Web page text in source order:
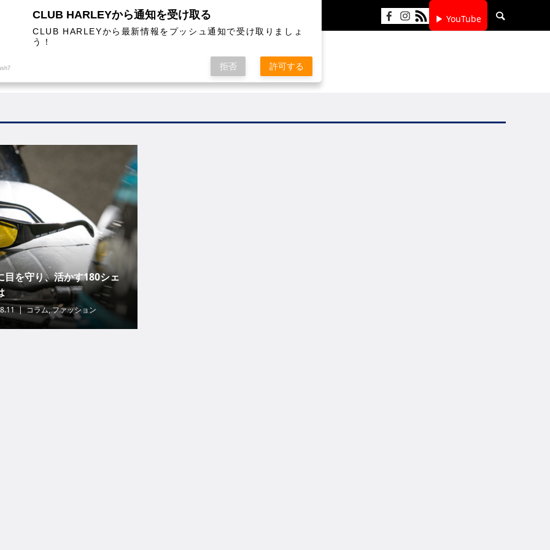
▶ YouTube
COLUMN
目を守り、活かす180シェ
コラム,ファッション
CLUB HARLEYから通知を受け取る
CLUB HARLEYから最新情報をプッシュ通知で受け取りましょ
う！
拒否 許可する